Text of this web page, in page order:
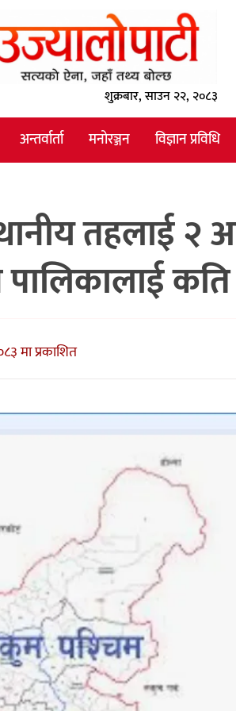
शुक्रबार, साउन २२, २०८३
अन्तर्वार्ता मनोरञ्जन विज्ञान प्रविधि
तहलाई २
मा प्रकाशित